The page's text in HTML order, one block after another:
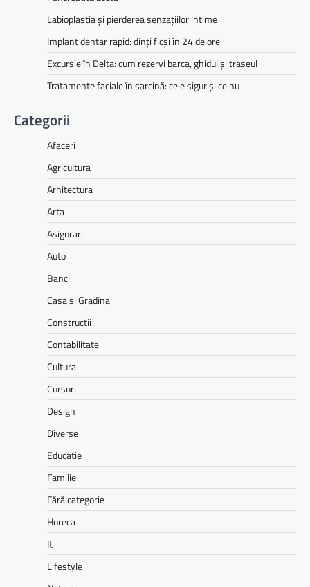
Labioplastia și pierderea senzațiilor intime
Implant dentar rapid: dinți ficși în 24 de ore
Excursie în Delta: cum rezervi barca, ghidul și traseul
Tratamente faciale în sarcină: ce e sigur și ce nu
Categorii
Afaceri
Agricultura
Arhitectura
Arta
Asigurari
Auto
Banci
Casa si Gradina
Constructii
Contabilitate
Cultura
Cursuri
Design
Diverse
Educatie
Familie
Fără categorie
Horeca
It
Lifestyle